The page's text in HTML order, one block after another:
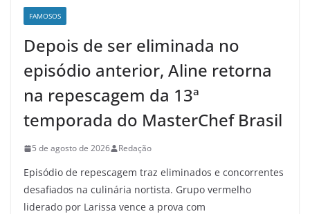
FAMOSOS
Depois de ser eliminada no
episódio anterior, Aline retorna
na repescagem da 13ª
temporada do MasterChef Brasil
5 de agosto de 2026 Redação
Episódio de repescagem traz eliminados e concorrentes
desafiados na culinária nortista. Grupo vermelho
liderado por Larissa vence a prova com